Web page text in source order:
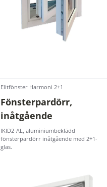
Elitfönster Harmoni 2+1
Fönsterpardörr,
inåtgående
IKID2-AL, aluminiumbeklädd
fönsterpardörr inåtgående med 2+1-
glas.